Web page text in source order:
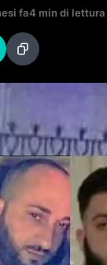
fa4 min di lettura